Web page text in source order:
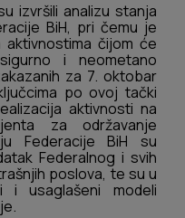
izvršili analizu stanja
BiH, pri čemu je
čijom će
i neometano
za 7. oktobar
po ovoj tački
aktivnosti na
za održavanje
Federacije BiH su
Federalnog i svih
poslova, te su u
i usaglašeni modeli